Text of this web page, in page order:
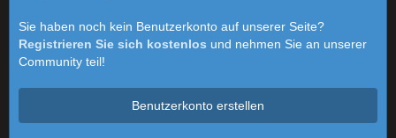
Sie haben noch kein Benutzerkonto auf unserer Seite?
Registrieren Sie sich kostenlos und nehmen Sie an unserer
Community teil!
Benutzerkonto erstellen